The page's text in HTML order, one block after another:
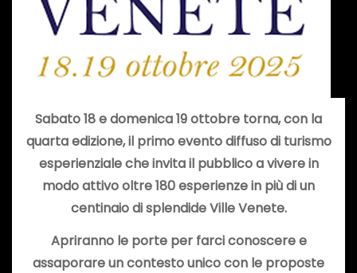
Sabato 18 e domenica 19 ottobre torna, con la
quarta edizione, il primo evento diffuso di turismo
esperienziale che invita il pubblico a vivere in
modo attivo oltre 180 esperienze in più di un
centinaio di splendide Ville Venete.
Apriranno le porte per farci conoscere e
assaporare un contesto unico con le proposte